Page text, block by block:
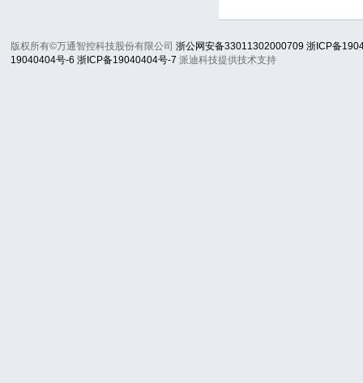
版权所有©万通智控科技股份有限公司 浙公网安备33011302000709 浙ICP备
19040404号-6 浙ICP备19040404号-7 派迪科技提供技术支持